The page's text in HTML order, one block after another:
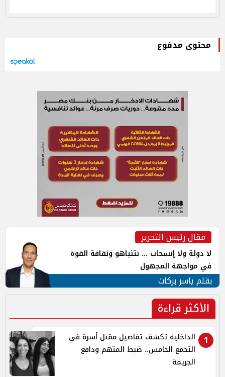
محتوى مدفوع
مقال رئيس التحرير
لا دولة ولا إنسحاب ... نتنياهو وثقافة القوة
في مواجهة المجهول
بقلم ياسر بركات
الأكثر قراءة
1
الداخلية تكشف تفاصيل مقتل أسرة في
التجمع الخامس.. ضبط المتهم ودافع
الجريمة